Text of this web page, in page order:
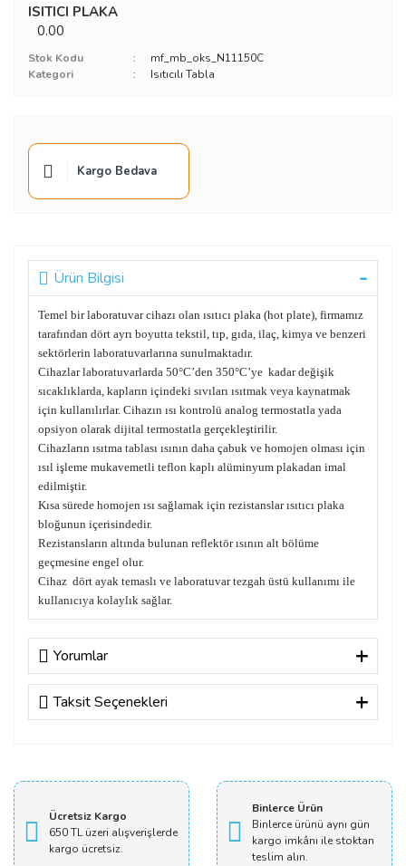
ISITICI PLAKA
0.00
Stok Kodu
mf_mb_oks_N11150C
Kategori
Isıtıcılı Tabla
Kargo Bedava
Ürün Bilgisi
Temel bir laboratuvar cihazı olan ısıtıcı plaka (hot plate), firmamız
tarafından dört ayrı boyutta tekstil, tıp, gıda, ilaç, kimya ve benzeri
sektörlerin laboratuvarlarına sunulmaktadır.
Cihazlar laboratuvarlarda 50°C’den 350°C’ye kadar değişik
sıcaklıklarda, kapların içindeki sıvıları ısıtmak veya kaynatmak
için kullanılırlar. Cihazın ısı kontrolü analog termostatla yada
opsiyon olarak dijital termostatla gerçekleştirilir.
Cihazların ısıtma tablası ısının daha çabuk ve homojen olması için
ısıl işleme mukavemetli teflon kaplı alüminyum plakadan imal
edilmiştir.
Kısa sürede homojen ısı sağlamak için rezistanslar ısıtıcı plaka
bloğunun içerisindedir.
Rezistansların altında bulunan reflektör ısının alt bölüme
geçmesine engel olur.
Cihaz dört ayak temaslı ve laboratuvar tezgah üstü kullanımı ile
kullanıcıya kolaylık sağlar.
Yorumlar
Bu ürüne ilk yorumu siz yapın!
Taksit Seçenekleri
Ücretsiz Kargo
650 TL üzeri alışverişlerde
kargo ücretsiz.
Binlerce Ürün
Binlerce ürünü aynı gün
kargo imkânı ile stoktan
teslim alın.